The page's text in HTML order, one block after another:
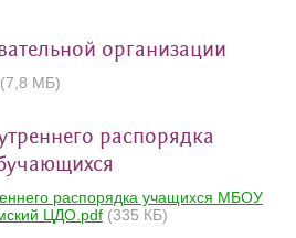
организации
(7,8 МБ)
распорядка
распорядка учащихся МБОУ
ЦДО.pdf (335 КБ)